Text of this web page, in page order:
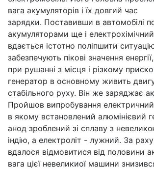
вага акумуляторів і їх довгий час
зарядки. Поставивши в автомобілі
акумуляторами ще і
вдається істотно поліпшити
забезпечують пікові значення
при рушанні з місця і різкому
генератор в основному живить
стабільного руху. Він же заряджає
Пройшов випробування
в якому встановлений алюмінієвий
анод зроблений зі сплаву з
індію, а електроліт - лужний. За
вдалося відмовитися від половини
вага цієї невеликиої машини